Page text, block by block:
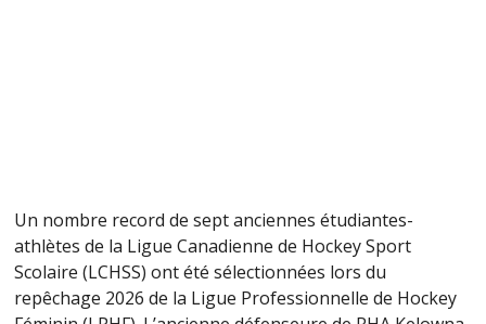
Un nombre record de sept anciennes étudiantes-
athlètes de la Ligue Canadienne de Hockey Sport
Scolaire (LCHSS) ont été sélectionnées lors du
repêchage 2026 de la Ligue Professionnelle de Hockey